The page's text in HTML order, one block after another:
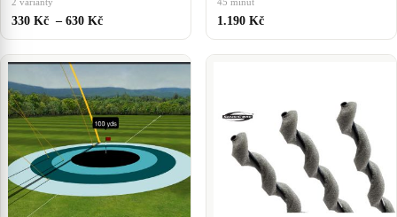
330 Kč – 630 Kč 1.190 Kč